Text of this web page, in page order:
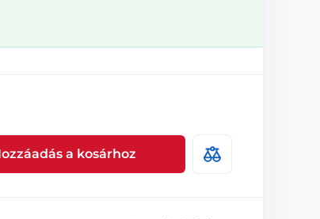
a kosárhoz